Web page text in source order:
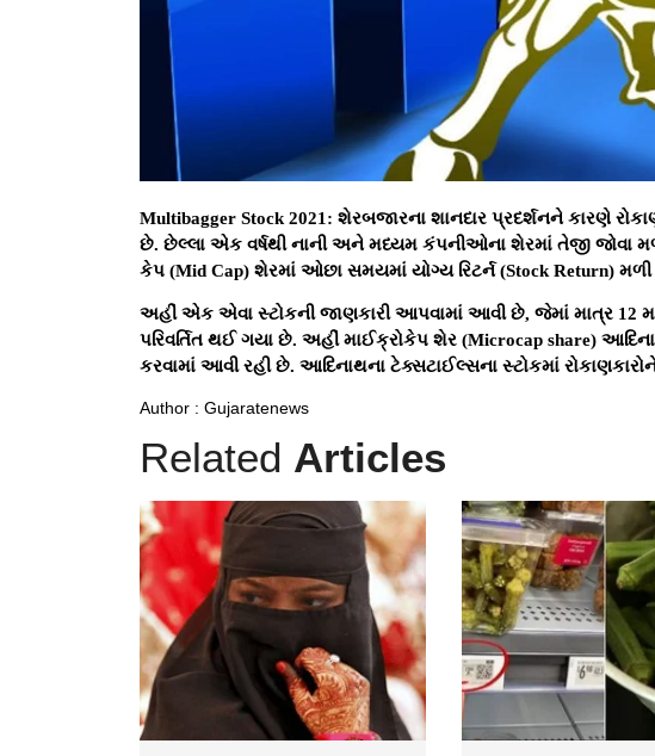
Multibagger Stock 2021: શેરબજારના શાનદાર પ્રદર્શનને કારણે
છે. છેલ્લા એક વર્ષથી નાની અને મધ્યમ કંપનીઓના શેરમાં તેજી જોવા
કેપ (Mid Cap) શેરમાં ઓછા સમયમાં યોગ્ય રિટર્ન (Stock Return)
અહીં એક એવા સ્ટોકની જાણકારી આપવામાં આવી છે, જેમાં માત્ર 12
પરિવર્તિત થઈ ગયા છે. અહીં માઈક્રોકેપ શેર (Microcap share)
કરવામાં આવી રહી છે. આદિનાથના ટેક્સટાઈલ્સના સ્ટોકમાં
Author : Gujaratenews
Related Articles